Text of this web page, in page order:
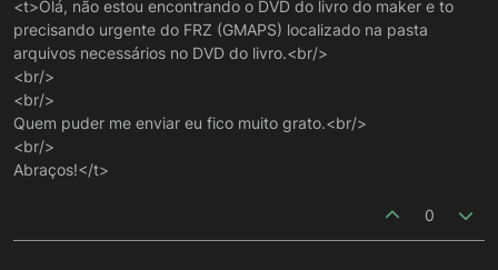
<t>Olá, não estou encontrando o DVD do livro do maker e to
precisando urgente do FRZ (GMAPS) localizado na pasta
arquivos necessários no DVD do livro.<br/>
<br/>
<br/>
Quem puder me enviar eu fico muito grato.<br/>
<br/>
Abraços!</t>
0